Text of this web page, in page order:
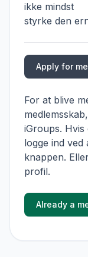
ikke mindst
styrke den
Apply for
For at blive
iGroups. Hvis
logge ind ved
knappen.
profil.
Already a